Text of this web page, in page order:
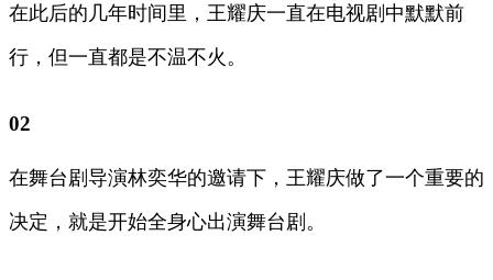
在此后的几年时间里，王耀庆一直在电视剧中默默前
行，但一直都是不温不火。
02
在舞台剧导演林奕华的邀请下，王耀庆做了一个重要的
决定，就是开始全身心出演舞台剧。